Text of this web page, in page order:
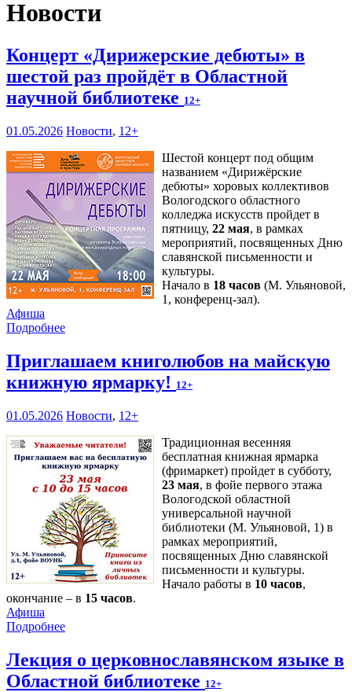
Новости
Концерт «Дирижерские дебюты» в
шестой раз пройдёт в Областной
научной библиотеке 12+
01.05.2026 Новости, 12+
Шестой концерт под общим
названием «Дирижёрские
дебюты» хоровых коллективов
Вологодского областного
колледжа искусств пройдет в
пятницу, 22 мая, в рамках
мероприятий, посвященных Дню
славянской письменности и
культуры.
Начало в 18 часов (М. Ульяновой,
1, конференц-зал).
Афиша
Подробнее
Приглашаем книголюбов на майскую
книжную ярмарку! 12+
01.05.2026 Новости, 12+
Традиционная весенняя
бесплатная книжная ярмарка
(фримаркет) пройдет в субботу,
23 мая, в фойе первого этажа
Вологодской областной
универсальной научной
библиотеки (М. Ульяновой, 1) в
рамках мероприятий,
посвященных Дню славянской
письменности и культуры.
Начало работы в 10 часов,
окончание – в 15 часов.
Афиша
Подробнее
Лекция о церковнославянском языке в
Областной библиотеке 12+